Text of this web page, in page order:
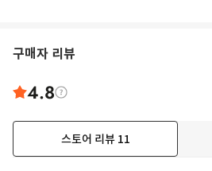
구매자 리뷰
4.8
스토어 리뷰 11